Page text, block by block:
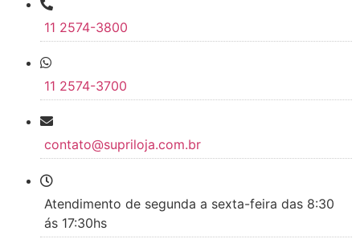
11 2574-3800
11 2574-3700
contato@supriloja.com.br
Atendimento de segunda a sexta-feira das 8:30
ás 17:30hs